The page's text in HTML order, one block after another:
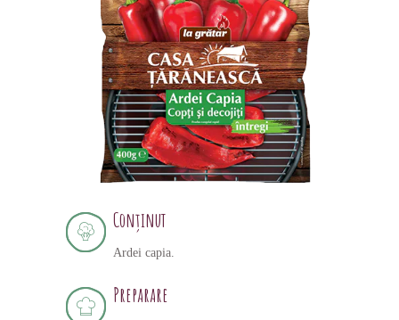
Conținut
Ardei capia.
Preparare